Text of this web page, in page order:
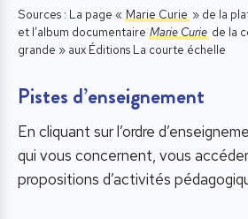
Sources : La page « Marie Curie » de la
et l’album documentaire Marie Curie de la
grande » aux Éditions La courte échelle
Pistes d’enseignement
En cliquant sur l’ordre
qui vous concernent, vous
propositions d’activités